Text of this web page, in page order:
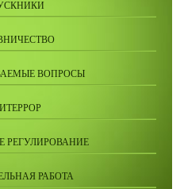
ВОПРОСЫ
РЕГУЛИРОВАНИЕ
РАБОТА